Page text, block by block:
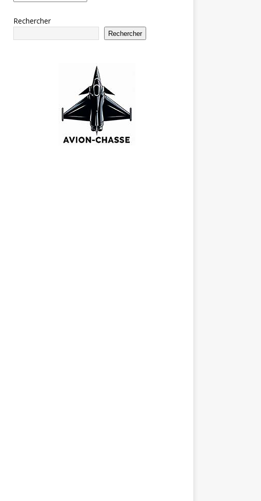
Rechercher
Rechercher